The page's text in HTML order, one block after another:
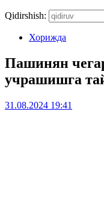
Qidirshish:
Хорижда
Пашинян
учрашишга
31.08.2024 19:41